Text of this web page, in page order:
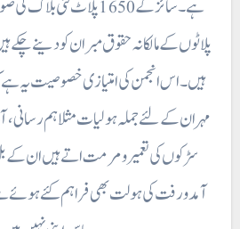
ہے۔ سائز کے 1650 پلاٹ
پلاٹوں کے مالکانہ حقوق مبران کو دینے
ہیں۔ اس انجمن کی امتیازی خصوصیت یہ
مہران کے لئے جملہ ہولیات مثلا ہم رسانی
سڑکوں کی تعمیر ومرمت اتے ہیں ان کے بل
آمدورفت کی ہولت بھی فراہم کئے